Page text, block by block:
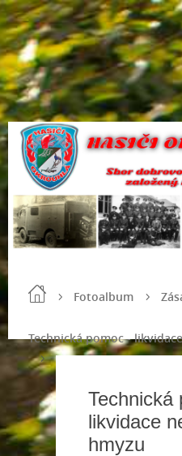
Fotoalbum
Technická pomoc -
Technická
likvidace
hmyzu